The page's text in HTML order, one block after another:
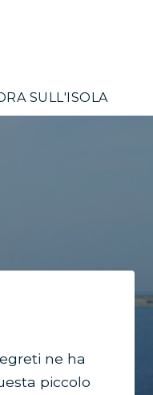
SULL'ISOLA
ne ha
piccolo